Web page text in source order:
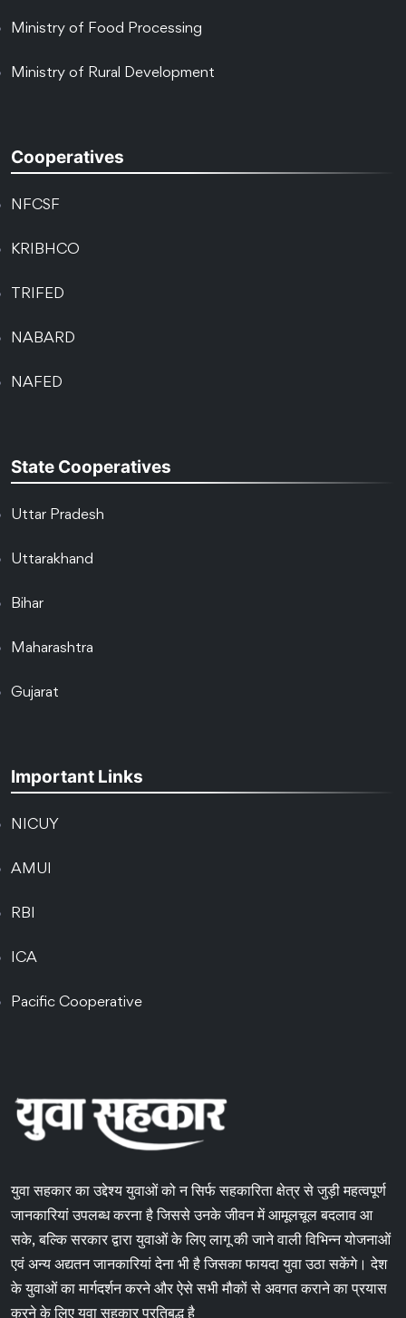
Ministry of Food Processing
Ministry of Rural Development
Cooperatives
NFCSF
KRIBHCO
TRIFED
NABARD
NAFED
State Cooperatives
Uttar Pradesh
Uttarakhand
Bihar
Maharashtra
Gujarat
Important Links
NICUY
AMUI
RBI
ICA
Pacific Cooperative
युवा सहकार का उद्देश्य युवाओं को न सिर्फ सहकारिता क्षेत्र से जुड़ी महत्वपूर्ण
जानकारियां उपलब्ध करना है जिससे उनके जीवन में आमूलचूल बदलाव आ
सके, बल्कि सरकार द्वारा युवाओं के लिए लागू की जाने वाली विभिन्न योजनाओं
एवं अन्य अद्यतन जानकारियां देना भी है जिसका फायदा युवा उठा सकेंगे। देश
के युवाओं का मार्गदर्शन करने और ऐसे सभी मौकों से अवगत कराने का प्रयास
करने के लिए युवा सहकार प्रतिबद्ध है